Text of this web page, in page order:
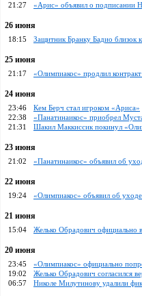
21:27 «Арис» объявил о подписании
26 июня
18:15 Защитник Бранку Бадио близок
25 июня
21:17 «Олимпиакос» продлил
24 июня
23:46 Кем Берч стал игроком «Ариса»
22:38
«Панатинаикос» приобрел
21:31
Шакил Маккиссик покинул
23 июня
21:02 «Панатинаикос» объявил об
22 июня
19:24 «Олимпиакос» объявил об
21 июня
15:04 Желько Обрадович официально
20 июня
23:45 «Олимпиакос» официально
19:02
Желько Обрадович согласился
06:57
Николе Милутинову удалили